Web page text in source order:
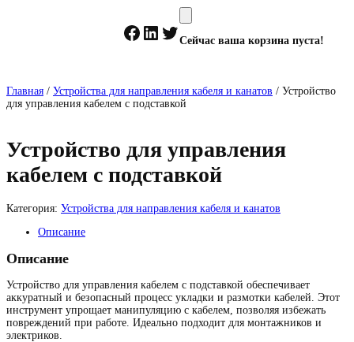
Facebook
LinkedIn
Twitter
Сейчас ваша корзина пуста!
Главная / Устройства для направления кабеля и канатов / Устройство
для управления кабелем с подставкой
Устройство для управления
кабелем с подставкой
Категория: Устройства для направления кабеля и канатов
Описание
Описание
Устройство для управления кабелем с подставкой обеспечивает
аккуратный и безопасный процесс укладки и размотки кабелей. Этот
инструмент упрощает манипуляцию с кабелем, позволяя избежать
повреждений при работе. Идеально подходит для монтажников и
электриков.